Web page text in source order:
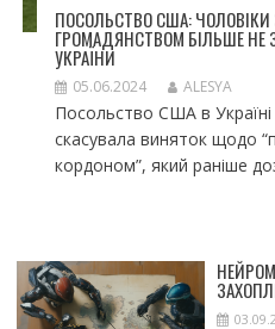
ПОСОЛЬСТВО США:
ГРОМАДЯНСТВОМ БІЛЬШЕ
УКРАЇНИ
05.06.2024 ALESYA
Посольство США в
скасувала виняток щодо
кордоном”, який раніше